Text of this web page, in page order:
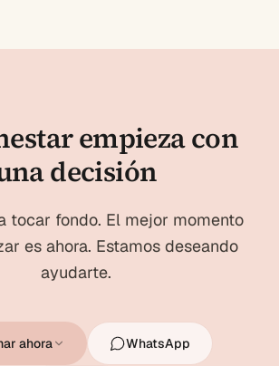
empieza con
decisión
tocar fondo. El mejor momento
es ahora. Estamos deseando
ayudarte.
ahora WhatsApp